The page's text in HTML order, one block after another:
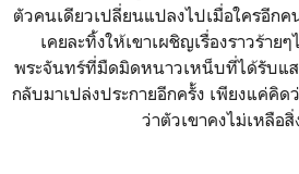
ตัวคนเดียวเปลี่ยนแปลงไปเมื่อใครอีกค
เคยละทิ้งให้เขาเผชิญเรื่องราวร้าย
พระจันทร์ที่มืดมิดหนาวเหน็บที่ได้รับแส
กลับมาเปล่งประกายอีกครั้ง เพียงแค่คิ
ว่าตัวเขาคงไม่เหลือสิ่